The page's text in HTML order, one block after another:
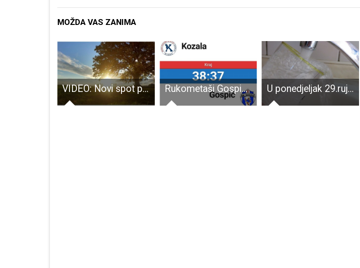
MOŽDA VAS ZANIMA
VIDEO: Novi spot policijske klape Sveti Mihovil povodom sjećanja na žrtvu Vukovara Rukometaši Gospića u Rijeci poraženi u posljednjim sekundama susreta U ponedjeljak 29.rujna u vremenu od 10 do 16 sati bez pitke vode bit će Varoš i Kvarte